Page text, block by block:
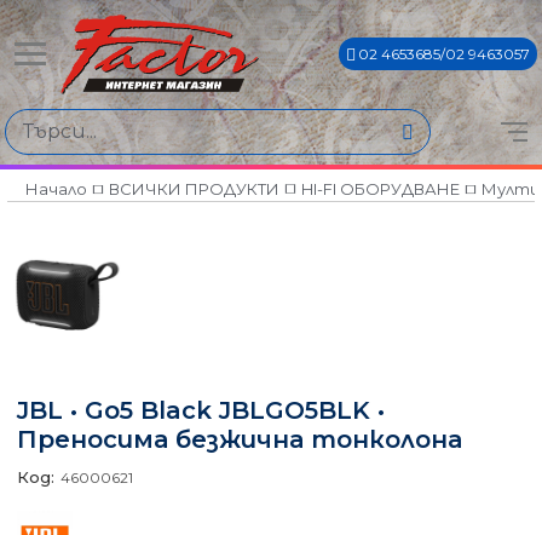
02 4653685/02 9463057
Начало ВСИЧКИ ПРОДУКТИ HI-FI ОБОРУДВАНЕ
JBL • Go5 Black JBLGO5BLK •
Преносима безжична тонколона
Код: 46000621